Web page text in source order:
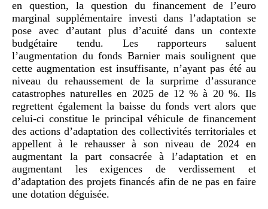
en question, la question du financement de l’euro
marginal supplémentaire investi dans l’adaptation se
pose avec d’autant plus d’acuité dans un contexte
budgétaire tendu. Les rapporteurs saluent
l’augmentation du fonds Barnier mais soulignent que
cette augmentation est insuffisante, n’ayant pas été au
niveau du rehaussement de la surprime d’assurance
catastrophes naturelles en 2025 de 12 % à 20 %. Ils
regrettent également la baisse du fonds vert alors que
celui-ci constitue le principal véhicule de financement
des actions d’adaptation des collectivités territoriales et
appellent à le rehausser à son niveau de 2024 en
augmentant la part consacrée à l’adaptation et en
augmentant les exigences de verdissement et
d’adaptation des projets financés afin de ne pas en faire
une dotation déguisée.